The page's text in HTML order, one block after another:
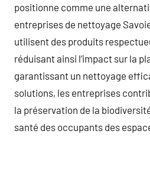
positionne comme une
entreprises de nettoyage
utilisent des produits
réduisant ainsi l’impact sur la
garantissant un nettoyage
solutions, les entreprises
la préservation de la
santé des occupants des